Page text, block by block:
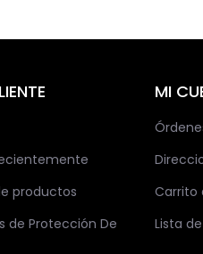
productos
de Protección De
MI
Carrito
Lista